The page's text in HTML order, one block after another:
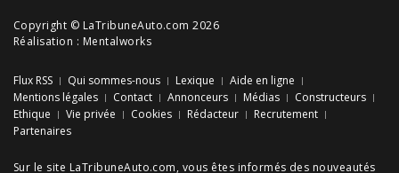
Copyright © LaTribuneAuto.com 2026
Réalisation : Mentalworks
Flux RSS Qui sommes-nous Lexique
Aide en ligne
Mentions légales
Contact Annonceurs Médias
Constructeurs
Ethique
Vie privée Cookies Rédacteur
Recrutement
Partenaires
Sur le site LaTribuneAuto.com, vous êtes informés des nouveautés